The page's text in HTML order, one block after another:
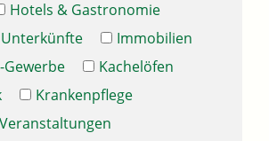
Hotels & Gastronomie
Immobilien
Kachelöfen
Krankenpflege